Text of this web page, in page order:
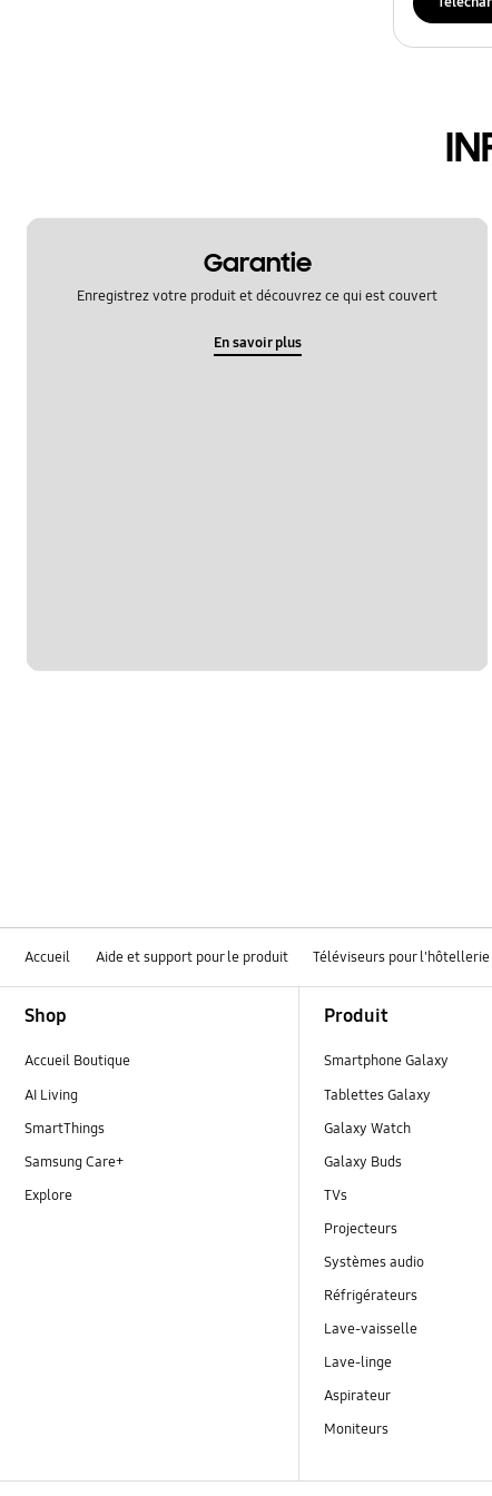
Garantie
Enregistrez votre produit et découvrez ce qui est couvert
En savoir plus
Accueil Aide et support pour le produit Téléviseurs pour l'hôtellerie
Shop
Accueil Boutique
AI Living
SmartThings
Samsung Care+
Explore
Produit
Smartphone Galaxy
Tablettes Galaxy
Galaxy Watch
Galaxy Buds
TVs
Projecteurs
Systèmes audio
Réfrigérateurs
Lave-vaisselle
Lave-linge
Aspirateur
Moniteurs